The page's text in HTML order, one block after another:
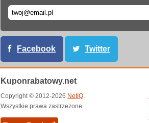
Facebook Twitter
Kuponrabatowy.net
Copyright © 2012-2026 NetIQ.
Wszystkie prawa zastrzeżone.